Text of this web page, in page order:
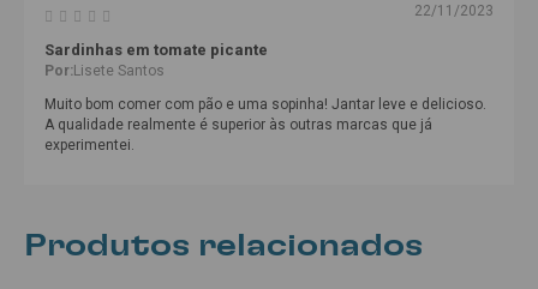
22/11/2023
Sardinhas em tomate picante
Por:Lisete Santos
Muito bom comer com pão e uma sopinha! Jantar leve e delicioso.
A qualidade realmente é superior às outras marcas que já
experimentei.
Produtos relacionados